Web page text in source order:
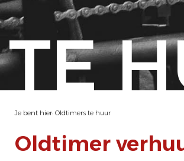
TE
Je bent hier: Oldtimers te huur
Oldtimer